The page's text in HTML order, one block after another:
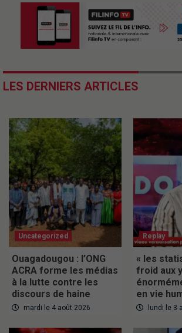
LES DERNIERS ARTICLES
Uncategorized
Ouagadougou : l’ONG
ACRA forme les médias
à la lutte contre les
discours de haine
mardi le 4 août 2026
Replay
« les
froid aux
en vie
lundi le 3